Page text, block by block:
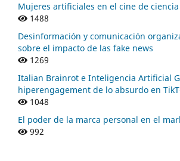
Mujeres artificiales en el cine de
1488
Desinformación y comunicación
sobre el impacto de las fake news
1269
Italian Brainrot e Inteligencia Artificial
hiperengagement de lo absurdo en
1048
El poder de la marca personal en el
992